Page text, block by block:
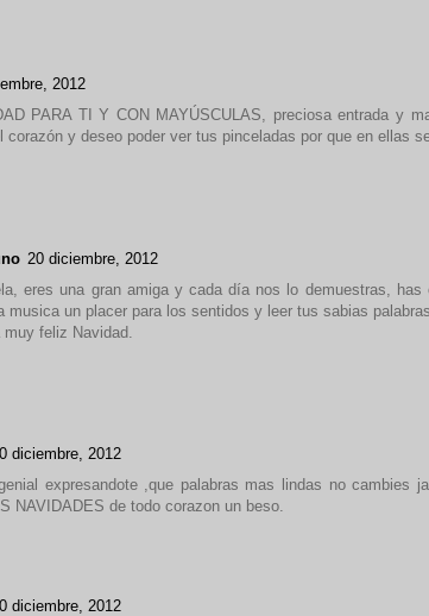
2012
PARA TI Y CON MAYÚSCULAS, preciosa entrada y
corazón y deseo poder ver tus pinceladas por que en ellas
20 diciembre, 2012
eres una gran amiga y cada día nos lo demuestras,
musica un placer para los sentidos y leer tus sabias
feliz Navidad.
diciembre, 2012
expresandote ,que palabras mas lindas no cambies
NAVIDADES de todo corazon un beso.
diciembre, 2012